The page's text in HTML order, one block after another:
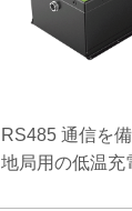
RS485 通信を
地局用の低温充